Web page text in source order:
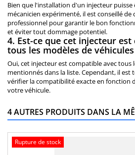
Bien que l'installation d'un injecteur puisse
mécanicien expérimenté, il est conseillé
professionnel pour garantir le bon
et éviter tout dommage potentiel.
4. Est-ce que cet injecteur
tous les modèles de
Oui, cet injecteur est compatible avec tous
mentionnés dans la liste. Cependant, il
vérifier la compatibilité exacte en fonction
votre véhicule.
4 AUTRES PRODUITS DANS LA
Rupture de stock